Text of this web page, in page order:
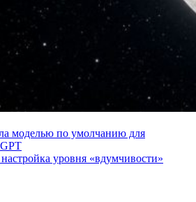
моделью по умолчанию для
уровня «вдумчивости»